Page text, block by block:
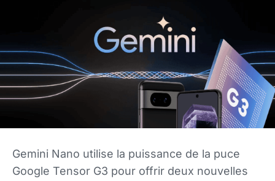
Gemini Nano utilise la puissance de la puce
Google Tensor G3 pour offrir deux nouvelles